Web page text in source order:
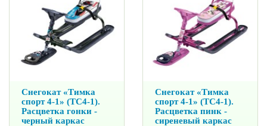
Снегокат «Тимка
спорт 4-1» (ТС4-1).
Расцветка гонки -
черный каркас
Снегокат «Тимка
спорт 4-1» (ТС4-1).
Расцветка пинк -
сиреневый каркас